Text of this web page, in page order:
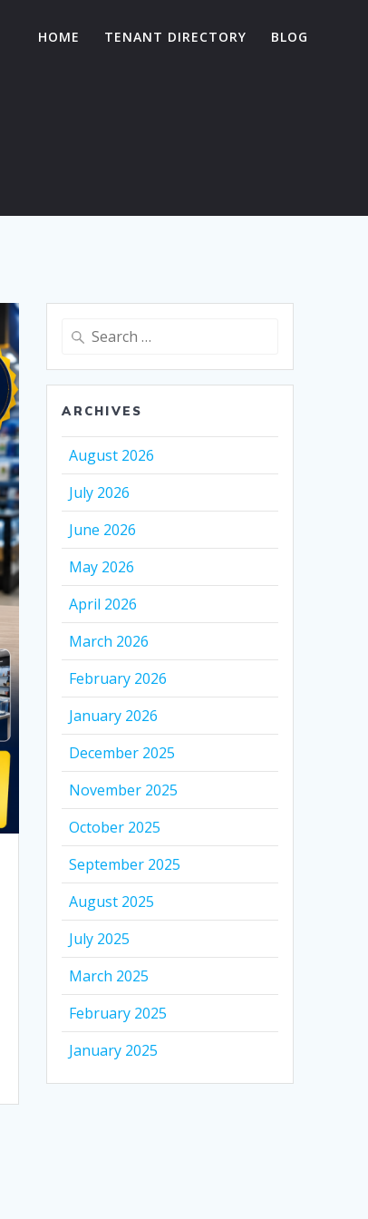
HOME TENANT DIRECTORY BLOG
Search
ARCHIVES
August 2026
July 2026
June 2026
May 2026
April 2026
March 2026
February 2026
January 2026
December 2025
November 2025
October 2025
September 2025
August 2025
July 2025
March 2025
February 2025
January 2025